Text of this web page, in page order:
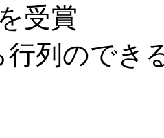
受賞
行列のでき